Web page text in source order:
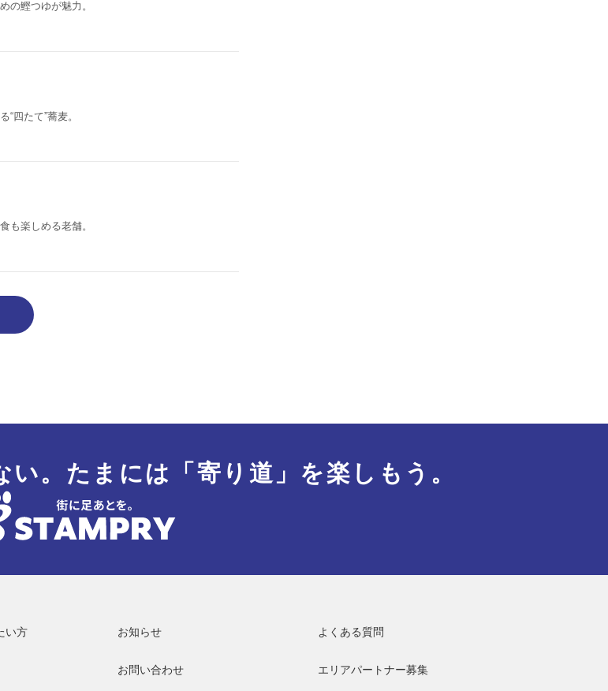
の鰹つゆが魅力。
四たて”蕎麦。
も楽しめる老舗。
。 たまには「寄り道」を楽しもう。
い方 お知らせ よくある質問
お問い合わせ エリアパートナー募集